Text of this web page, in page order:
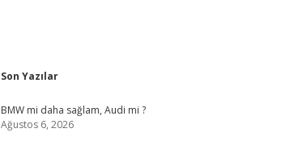
Sidebar
Son Yazılar
BMW mi daha sağlam, Audi mi ?
Ağustos 6, 2026